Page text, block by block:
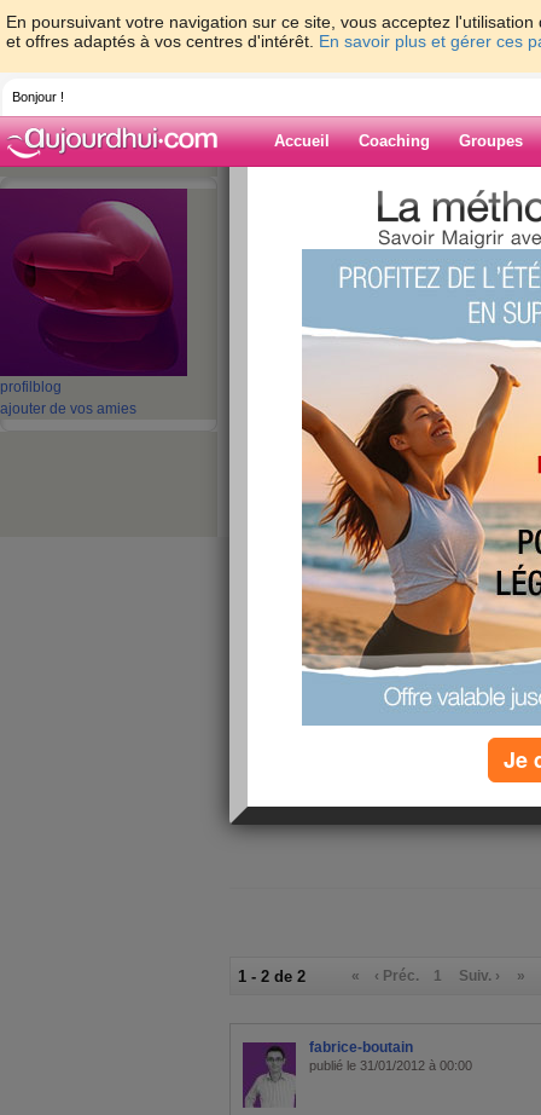
En poursuivant votre navigation sur ce site, vous acceptez
et offres adaptés à vos centres d'intérêt. En savoir plus et gérer ces
Bonjour !
Accueil Coaching Groupes
profil blog
ajouter de vos amies
>
> Je
sur aujourdhui.com, et vous ?
Blog de
Je viens juste de
minutes sur
vous ?
publié le 26/09/2011 à 17:37
Je viens
relaxer 2
vous ?
1 - 2 de 2 « ‹ Préc. 1 Suiv. › »
fabrice-boutain
publié le 31/01/2012 à 00:00
Je